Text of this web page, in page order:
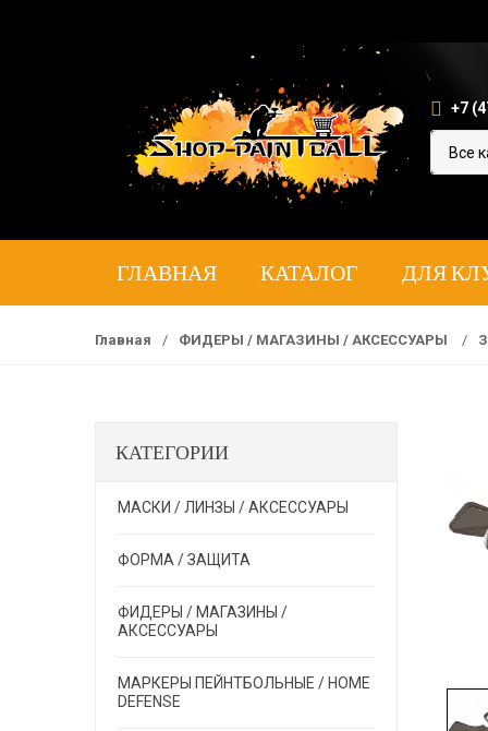
+7
ГЛАВНАЯ КАТАЛОГ ДЛЯ
Главная / ФИДЕРЫ / МАГАЗИНЫ / АКСЕССУАРЫ /
КАТЕГОРИИ
МАСКИ / ЛИНЗЫ / АКСЕССУАРЫ
ФОРМА / ЗАЩИТА
ФИДЕРЫ / МАГАЗИНЫ /
АКСЕССУАРЫ
МАРКЕРЫ ПЕЙНТБОЛЬНЫЕ / HOME
DEFENSE